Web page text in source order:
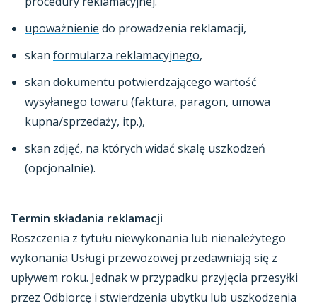
upoważnienie do prowadzenia reklamacji,
skan formularza reklamacyjnego,
skan dokumentu potwierdzającego wartość
wysyłanego towaru (faktura, paragon, umowa
kupna/sprzedaży, itp.),
skan zdjęć, na których widać skalę uszkodzeń
(opcjonalnie).
Termin składania reklamacji
Roszczenia z tytułu niewykonania lub nienależytego
wykonania Usługi przewozowej przedawniają się z
upływem roku. Jednak w przypadku przyjęcia przesyłki
przez Odbiorcę i stwierdzenia ubytku lub uszkodzenia